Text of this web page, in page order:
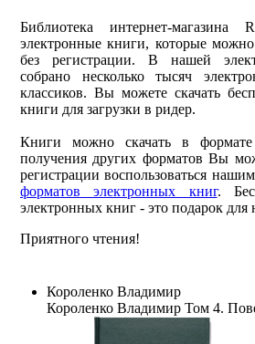
Библиотека интернет-магазина
электронные книги, которые можно
без регистрации. В нашей
собрано несколько тысяч
классиков. Вы можете скачать
книги для загрузки в ридер.
Книги можно скачать в
получения других форматов Вы
регистрации воспользоваться нашим
форматов электронных книг.
электронных книг - это подарок для
Приятного чтения!
Короленко Владимир
Короленко Владимир Том 4.